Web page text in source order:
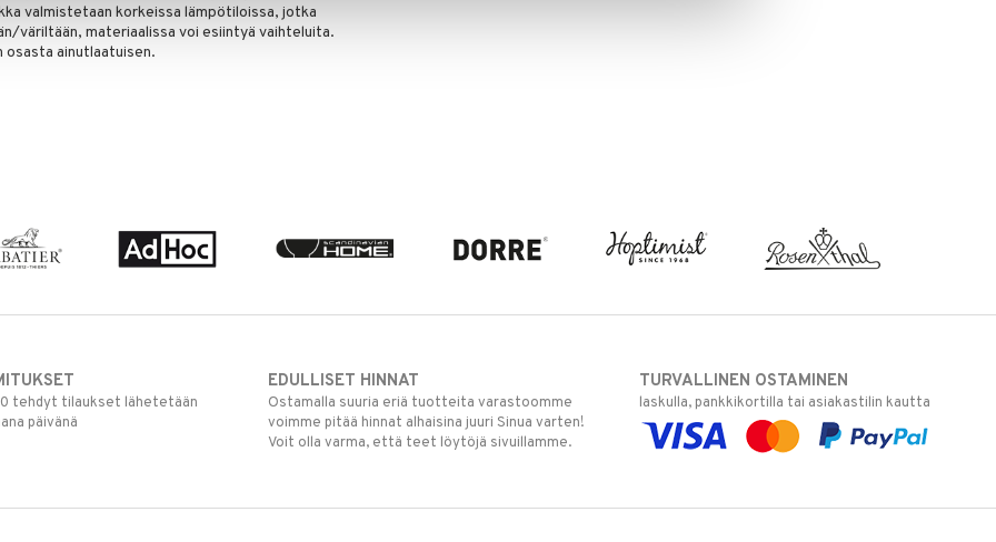
valmistetaan korkeissa lämpötiloissa, jotka
väriltään, materiaalissa voi esiintyä vaihteluita.
osasta ainutlaatuisen.
tehdyt tilaukset lähetetään
päivänä
EDULLISET HINNAT
Ostamalla suuria eriä tuotteita varastoomme
voimme pitää hinnat alhaisina juuri Sinua varten!
Voit olla varma, että teet löytöjä sivuillamme.
TURVALLINEN OSTAMINEN
laskulla, pankkikortilla tai asiakastilin kautta